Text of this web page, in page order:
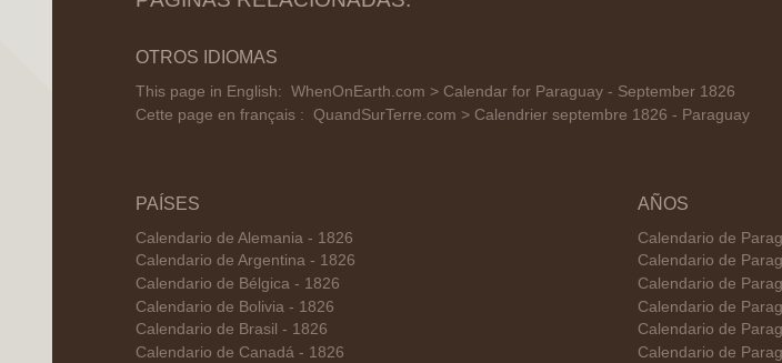
OTROS IDIOMAS
This page in English: WhenOnEarth.com > Calendar for Paraguay - September 1826
Cette page en français : QuandSurTerre.com > Calendrier septembre 1826 - Paraguay
PAÍSES
Calendario de Alemania - 1826
Calendario de Argentina - 1826
Calendario de Bélgica - 1826
Calendario de Bolivia - 1826
Calendario de Brasil - 1826
Calendario de Canadá - 1826
AÑOS
Calendario de
Calendario de
Calendario de
Calendario de
Calendario de
Calendario de